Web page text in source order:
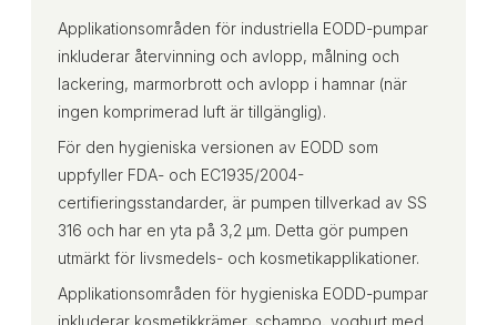
Applikationsområden för industriella EODD-pumpar
inkluderar återvinning och avlopp, målning och
lackering, marmorbrott och avlopp i hamnar (när
ingen komprimerad luft är tillgänglig).
För den hygieniska versionen av EODD som
uppfyller FDA- och EC1935/2004-
certifieringsstandarder, är pumpen tillverkad av SS
316 och har en yta på 3,2 μm. Detta gör pumpen
utmärkt för livsmedels- och kosmetikapplikationer.
Applikationsområden för hygieniska EODD-pumpar
inkluderar kosmetikkrämer, schampo, yoghurt med